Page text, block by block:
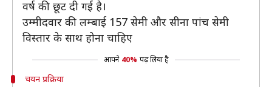
वर्ष की छूट दी गई है।
उम्मीदवार की लम्बाई 157 सेमी और सीना पांच सेमी
विस्तार के साथ होना चाहिए
आपने 40% पढ़ लिया है
चयन प्रक्रिया